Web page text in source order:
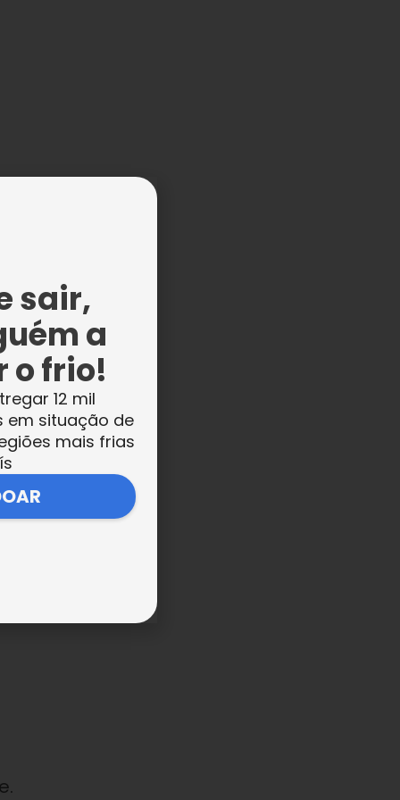
sair,
a
o frio!
12 mil
em situação de
mais frias